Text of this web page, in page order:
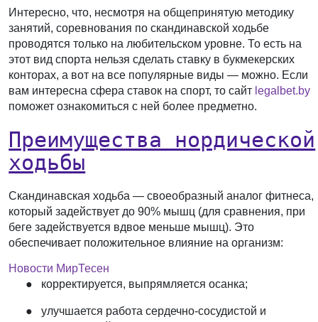
Интересно, что, несмотря на общепринятую методику
занятий, соревнования по скандинавской ходьбе
проводятся только на любительском уровне. То есть на
этот вид спорта нельзя сделать ставку в букмекерских
конторах, а вот на все популярные виды — можно. Если
вам интересна сфера ставок на спорт, то сайт legalbet.by
поможет ознакомиться с ней более предметно.
Преимущества нордической
ходьбы
Скандинавская ходьба — своеобразный аналог фитнеса,
который задействует до 90% мышц (для сравнения, при
беге задействуется вдвое меньше мышц). Это
обеспечивает положительное влияние на организм:
Новости МирТесен
●
корректируется, выпрямляется осанка;
●
улучшается работа сердечно-сосудистой и